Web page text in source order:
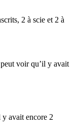
2 à scie et 2 à
voir qu’il y avait
avait encore 2